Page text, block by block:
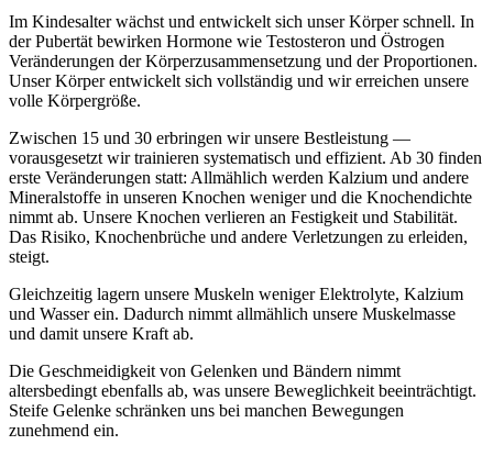
Im Kindesalter wächst und entwickelt sich unser Körper schnell. In
der Pubertät bewirken Hormone wie Testosteron und Östrogen
Veränderungen der Körperzusammensetzung und der Proportionen.
Unser Körper entwickelt sich vollständig und wir erreichen unsere
volle Körpergröße.
Zwischen 15 und 30 erbringen wir unsere Bestleistung —
vorausgesetzt wir trainieren systematisch und effizient. Ab 30 finden
erste Veränderungen statt: Allmählich werden Kalzium und andere
Mineralstoffe in unseren Knochen weniger und die Knochendichte
nimmt ab. Unsere Knochen verlieren an Festigkeit und Stabilität.
Das Risiko, Knochenbrüche und andere Verletzungen zu erleiden,
steigt.
Gleichzeitig lagern unsere Muskeln weniger Elektrolyte, Kalzium
und Wasser ein. Dadurch nimmt allmählich unsere Muskelmasse
und damit unsere Kraft ab.
Die Geschmeidigkeit von Gelenken und Bändern nimmt
altersbedingt ebenfalls ab, was unsere Beweglichkeit beeinträchtigt.
Steife Gelenke schränken uns bei manchen Bewegungen
zunehmend ein.